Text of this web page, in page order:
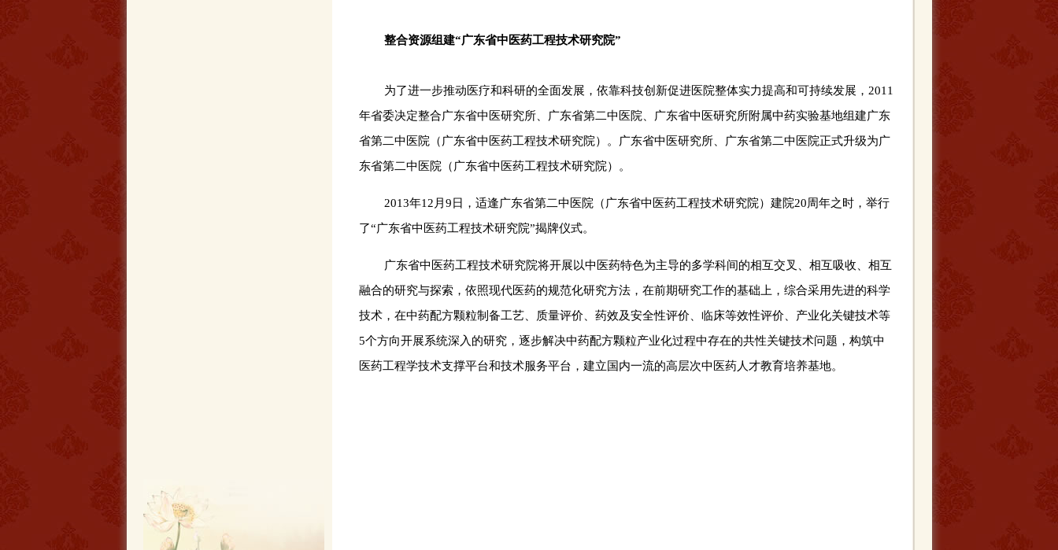
整合资源组建“广东省中医药工程技术研究院”
为了进一步推动医疗和科研的全面发展，依靠科技创新促进医院整体实力提高和可持续发展，2011
年省委决定整合广东省中医研究所、广东省第二中医院、广东省中医研究所附属中药实验基地组建广东
省第二中医院（广东省中医药工程技术研究院）。广东省中医研究所、广东省第二中医院正式升级为广
东省第二中医院（广东省中医药工程技术研究院）。
2013年12月9日，适逢广东省第二中医院（广东省中医药工程技术研究院）建院20周年之时，举行
了“广东省中医药工程技术研究院”揭牌仪式。
广东省中医药工程技术研究院将开展以中医药特色为主导的多学科间的相互交叉、相互吸收、相互
融合的研究与探索，依照现代医药的规范化研究方法，在前期研究工作的基础上，综合采用先进的科学
技术，在中药配方颗粒制备工艺、质量评价、药效及安全性评价、临床等效性评价、产业化关键技术等
5个方向开展系统深入的研究，逐步解决中药配方颗粒产业化过程中存在的共性关键技术问题，构筑中
医药工程学技术支撑平台和技术服务平台，建立国内一流的高层次中医药人才教育培养基地。